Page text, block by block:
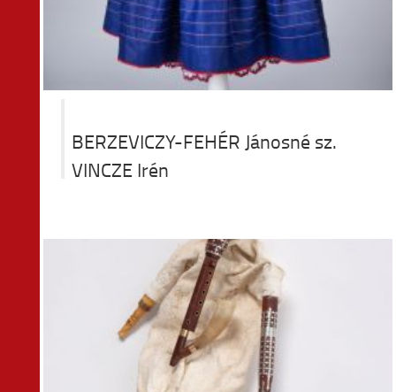
BERZEVICZY-FEHÉR Jánosné sz.
VINCZE Irén